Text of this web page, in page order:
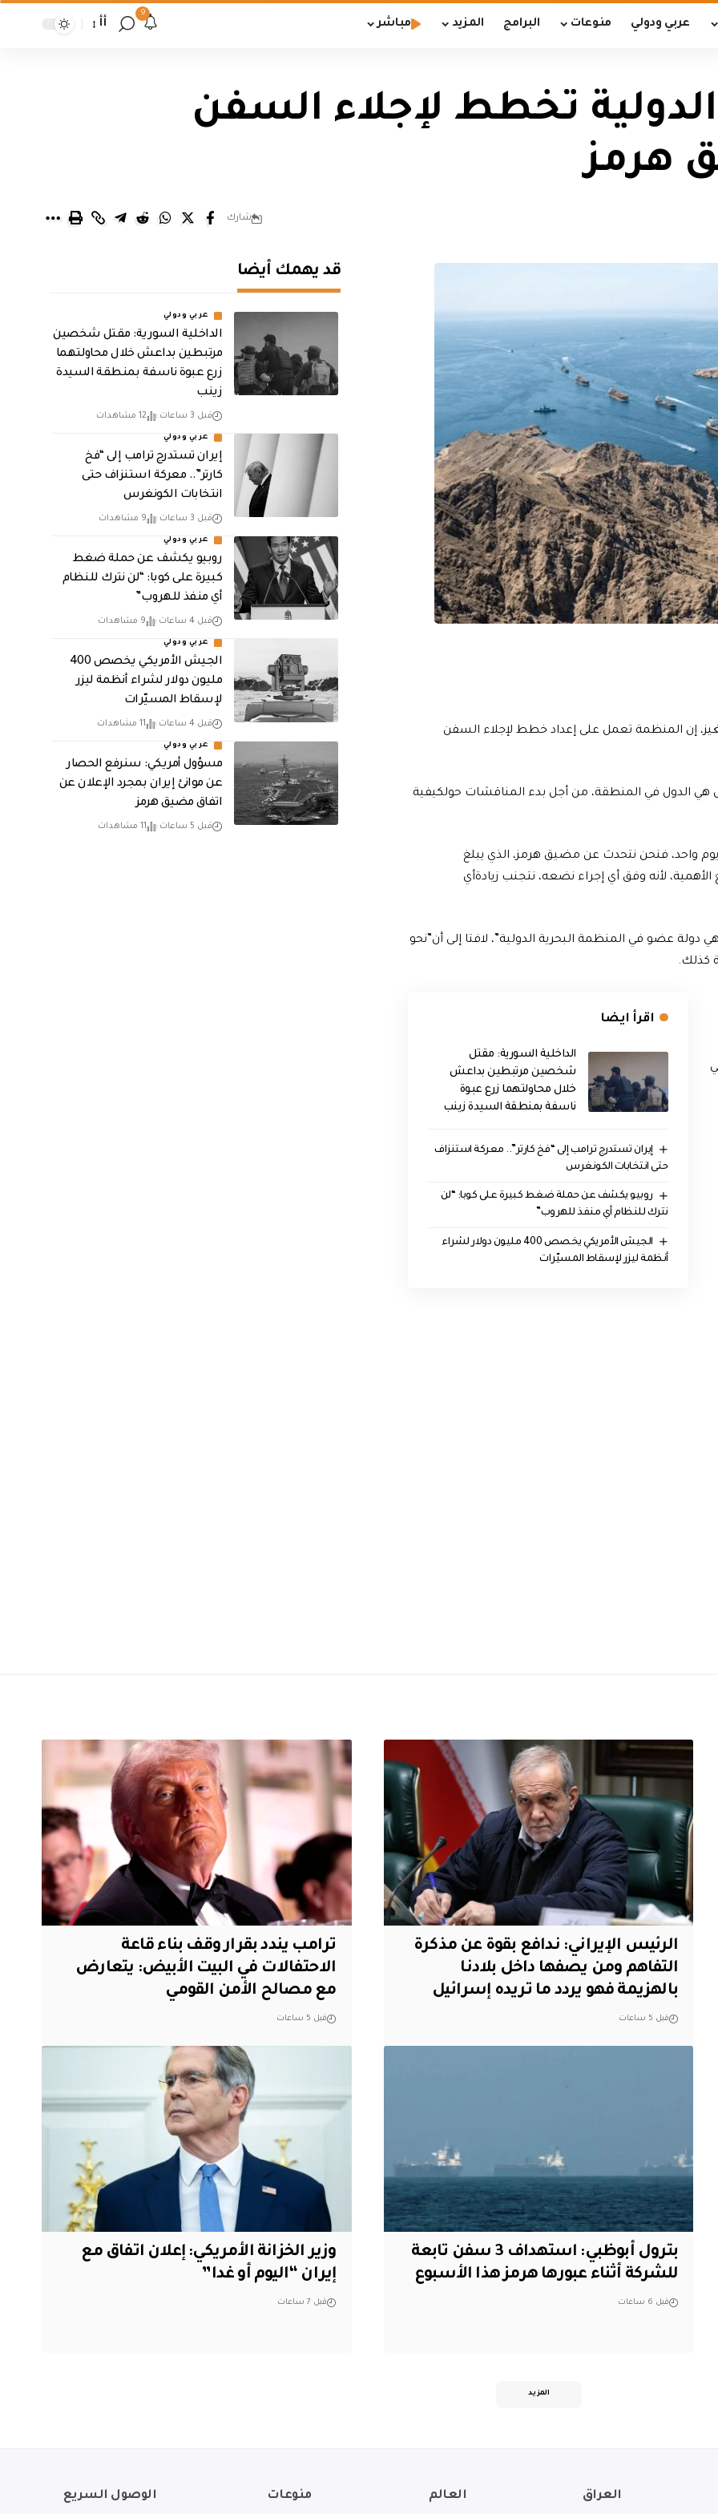
عربي ودولي منوعات البرامج المزيد مباشر
9
أأ
تخطط لإجلاء السفن
هرمز
شارك
إن المنظمة تعمل على إعداد خطط لإجلاء السفن
الدول في المنطقة، من أجل بدء المناقشات حولكيفية
واحد، فنحن نتحدث عن مضيق هرمز، الذي يبلغ
بالغ الأهمية، لأنه وفق أي إجراء نضعه، نتجنب زيادةأي
دولة عضو في المنظمة البحرية الدولية”، لافتا إلى أن”نحو
اقرأ ايضا
الداخلية السورية: مقتل
شخصين مرتبطين بداعش
خلال محاولتهما زرع عبوة
ناسفة بمنطقة السيدة زينب
إيران تستدرج ترامب إلى “فخ كارتر”.. معركة استنزاف
حتى انتخابات الكونغرس
روبيو يكشف عن حملة ضغط كبيرة على كوبا: “لن
نترك للنظام أي منفذ للهروب”
الجيش الأمريكي يخصص 400 مليون دولار لشراء
أنظمة ليزر لإسقاط المسيّرات
قد يهمك أيضا
عربي ودولي
الداخلية السورية: مقتل شخصين
مرتبطين بداعش خلال محاولتهما
زرع عبوة ناسفة بمنطقة السيدة
زينب
قبل 3 ساعات 12 مشاهدات
عربي ودولي
إيران تستدرج ترامب إلى “فخ
كارتر”.. معركة استنزاف حتى
انتخابات الكونغرس
قبل 3 ساعات 9 مشاهدات
عربي ودولي
روبيو يكشف عن حملة ضغط
كبيرة على كوبا: “لن نترك للنظام
أي منفذ للهروب”
قبل 4 ساعات 9 مشاهدات
عربي ودولي
الجيش الأمريكي يخصص 400
مليون دولار لشراء أنظمة ليزر
لإسقاط المسيّرات
قبل 4 ساعات 11 مشاهدات
عربي ودولي
مسؤول أمريكي: سنرفع الحصار
عن موانئ إيران بمجرد الإعلان عن
اتفاق مضيق هرمز
قبل 5 ساعات 11 مشاهدات
الرئيس الإيراني: ندافع بقوة عن مذكرة
التفاهم ومن يصفها داخل بلادنا
بالهزيمة فهو يردد ما تريده إسرائيل
قبل 5 ساعات
ترامب يندد بقرار وقف بناء قاعة
الاحتفالات في البيت الأبيض: يتعارض
مع مصالح الأمن القومي
قبل 5 ساعات
بترول أبوظبي: استهداف 3 سفن تابعة
للشركة أثناء عبورها هرمز هذا الأسبوع
قبل 6 ساعات
وزير الخزانة الأمريكي: إعلان اتفاق مع
إيران “اليوم أو غدا”
قبل 7 ساعات
المزيد
العراق العالم منوعات الوصول السريع